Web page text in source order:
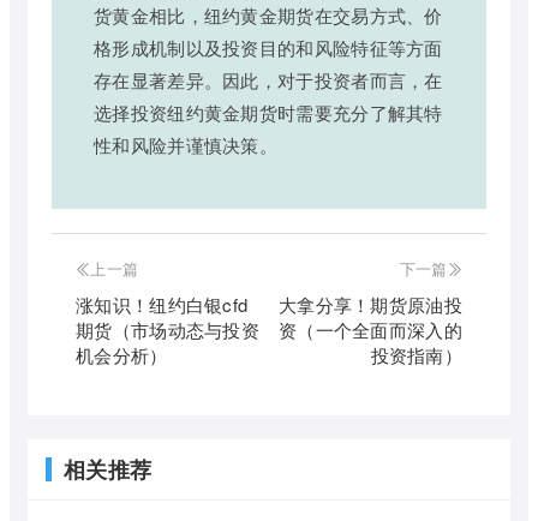
货黄金相比，纽约黄金期货在交易方式、价
格形成机制以及投资目的和风险特征等方面
存在显著差异。因此，对于投资者而言，在
选择投资纽约黄金期货时需要充分了解其特
性和风险并谨慎决策。
上一篇
涨知识！纽约白银cfd
期货（市场动态与投资
机会分析）
下一篇
大拿分享！期货原油投
资（一个全面而深入的
投资指南）
相关推荐